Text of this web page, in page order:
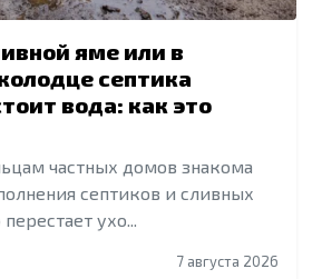
яме или в
септика
вода: как это
частных домов знакома
септиков и сливных
ухо...
7 августа 2026